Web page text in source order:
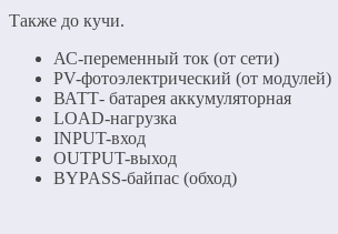
Также до кучи.
АС-переменный ток (от сети)
PV-фотоэлектрический (от модулей)
ВАТТ- батарея аккумуляторная
LOAD-нагрузка
INPUT-вход
OUTPUT-выход
BYPASS-байпас (обход)